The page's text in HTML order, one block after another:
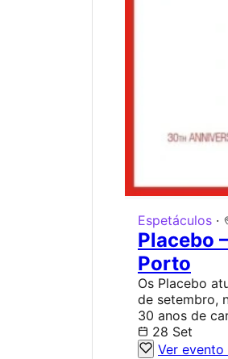
Espetáculos ·
Placebo
Porto
Os Placebo
de setembro,
30 anos de
28 Set
Ver